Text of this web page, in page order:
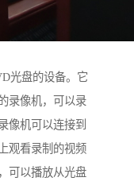
光盘的设备。它
录像机，可以录
像机可以连接到
观看录制的视频
可以播放从光盘